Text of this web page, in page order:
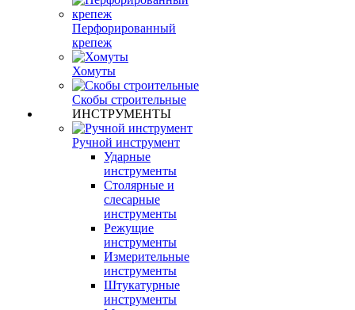
Перфорированный
крепеж
Хомуты
Скобы строительные
ИНСТРУМЕНТЫ
Ручной инструмент
Ударные
инструменты
Столярные и
слесарные
инструменты
Режущие
инструменты
Измерительные
инструменты
Штукатурные
инструменты